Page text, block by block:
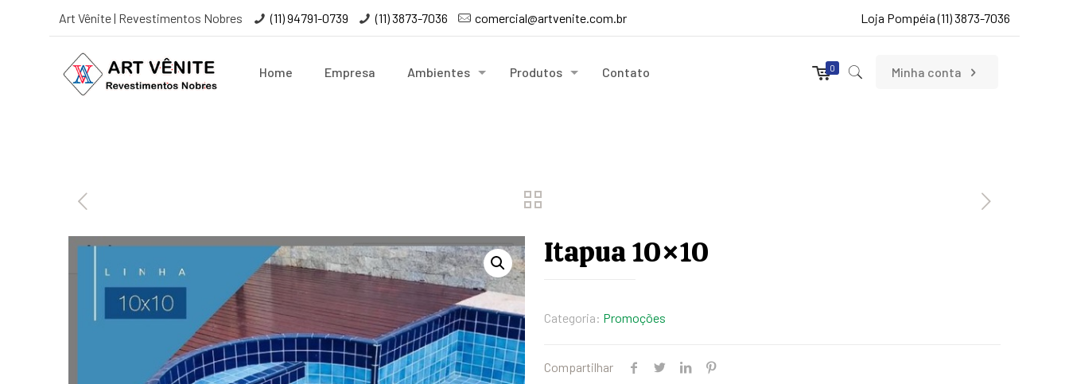
Art Vênite | Revestimentos Nobres (11) 94791-0739 (11) 3873-7036 comercial@artvenite.com.br Loja Pompéia (11) 3873-7036
Home Empresa Ambientes Produtos Contato 0 Minha conta
Itapua 10×10
Categoria: Promoções
Compartilhar